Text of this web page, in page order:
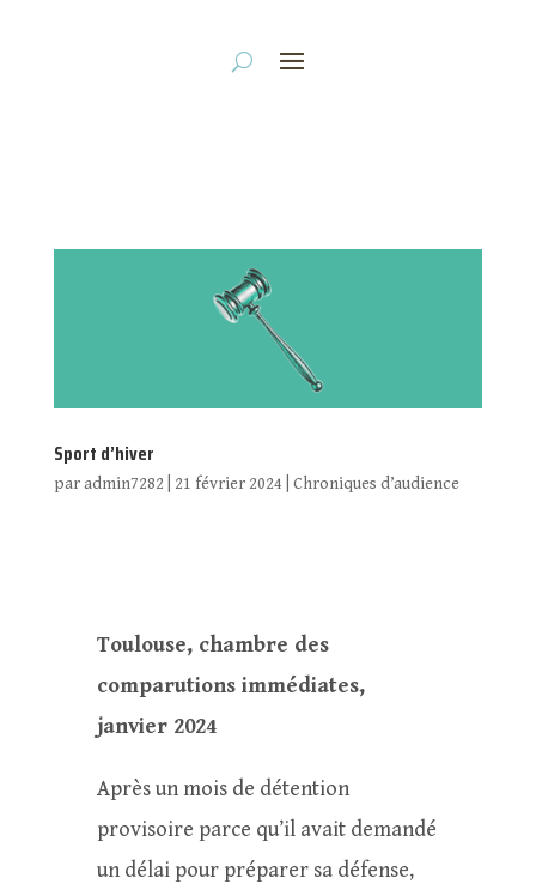
Sport d’hiver
paradmin7282 21 février 2024 Chroniques d’audience
Toulouse, chambre des
comparutions immédiates,
janvier 2024
Après un mois de détention
provisoire parce qu’il avait demandé
un délai pour préparer sa défense,